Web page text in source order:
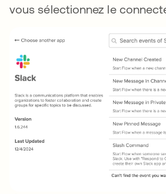
vous sélectionnez le